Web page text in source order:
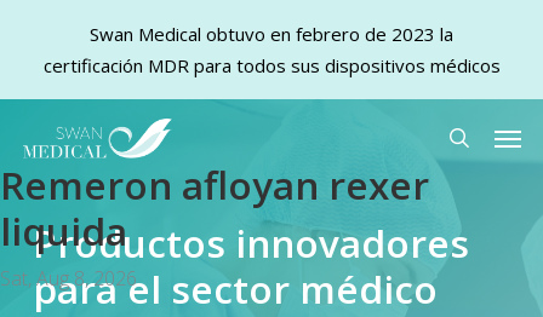
main
content
search
Remeron afloyan rexer
liquida
Sat, Aug 8, 2026
Productos innovadores
para el sector médico
Swan Medical obtuvo en febrero de 2023 la
certificación MDR para todos sus dispositivos médicos